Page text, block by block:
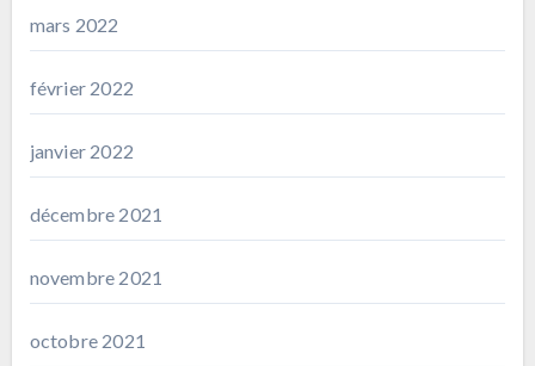
mars 2022
février 2022
janvier 2022
décembre 2021
novembre 2021
octobre 2021